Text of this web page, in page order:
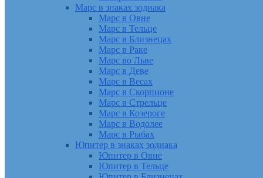
Марс в знаках зодиака
Марс в Овне
Марс в Тельце
Марс в Близнецах
Марс в Раке
Марс во Льве
Марс в Деве
Марс в Весах
Марс в Скорпионе
Марс в Стрельце
Марс в Козероге
Марс в Водолее
Марс в Рыбах
Юпитер в знаках зодиака
Юпитер в Овне
Юпитер в Тельце